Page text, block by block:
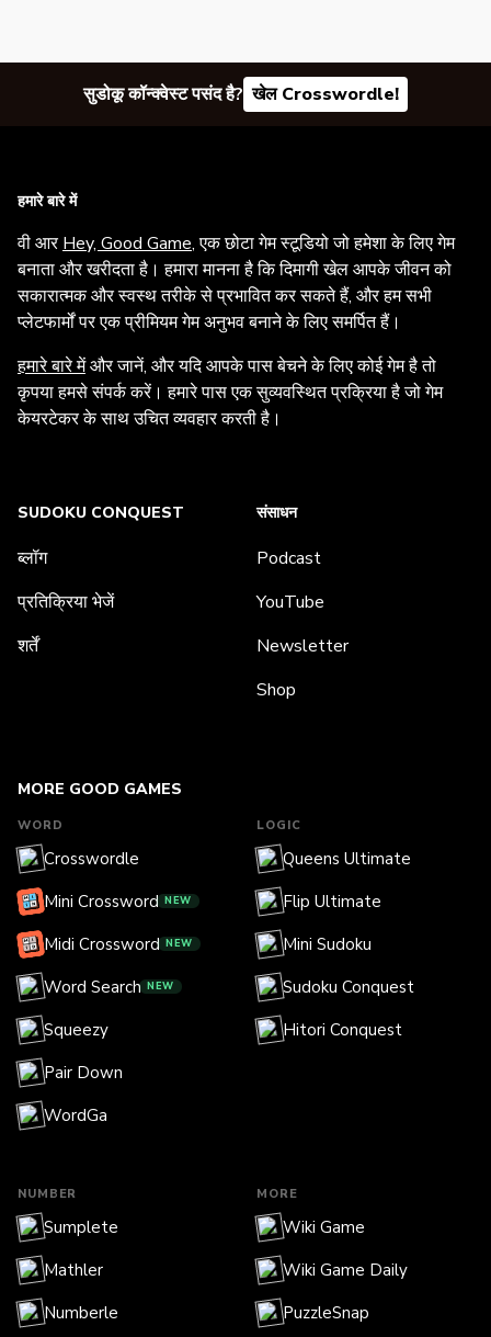
सुडोकू कॉन्क्वेस्ट पसंद है? खेल Crosswordle!
हमारे बारे में
वी आरHey, Good Game, एक छोटा गेम स्टूडियो जो हमेशा के लिए गेम
बनाता और खरीदता है। हमारा मानना है कि दिमागी खेल आपके जीवन को
सकारात्मक और स्वस्थ तरीके से प्रभावित कर सकते हैं, और हम सभी
प्लेटफार्मों पर एक प्रीमियम गेम अनुभव बनाने के लिए समर्पित हैं।
हमारे बारे मेंऔर जानें, और यदि आपके पास बेचने के लिए कोई गेम है तो
कृपया हमसे संपर्क करें। हमारे पास एक सुव्यवस्थित प्रक्रिया है जो गेम
केयरटेकर के साथ उचित व्यवहार करती है।
MORE GOOD GAMES
WORD
Crosswordle
Mini Crossword NEW
Midi Crossword NEW
Word Search NEW
Squeezy
Pair Down
WordGa
LOGIC
Queens Ultimate
Flip Ultimate
Mini Sudoku
Sudoku Conquest
Hitori Conquest
NUMBER
Sumplete
Mathler
Numberle
MORE
Wiki Game
Wiki Game Daily
PuzzleSnap
SUDOKU CONQUEST
ब्लॉग
प्रतिक्रिया भेजें
शर्तें
संसाधन
Podcast
YouTube
Newsletter
Shop